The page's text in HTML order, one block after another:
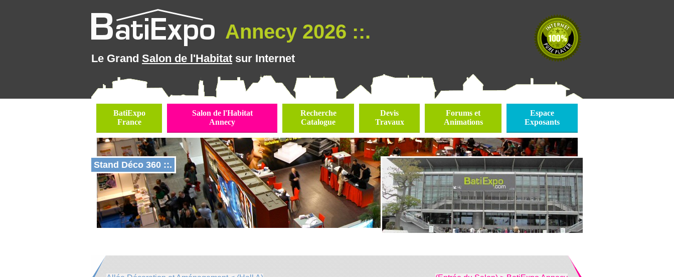
Annecy 2026 ::.
Le Grand Salon de l'Habitat sur Internet
BatiExpo
France
Salon de l'Habitat
Annecy
Recherche
Catalogue
Devis
Travaux
Forums et
Animations
Espace
Exposants
Stand Déco 360 ::.